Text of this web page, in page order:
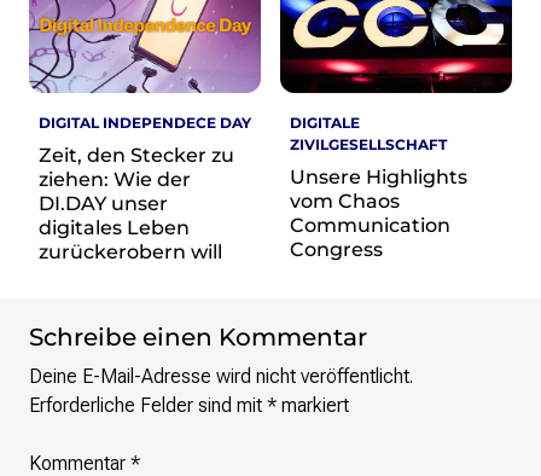
Verschlusssache Prüfung
Wissen. Macht. Gerechtigkeit.
MediaWiki
Wikibase
Wikibooks
Wikisource
Wiktionary
Über uns
Verein
Strategische Ausrichtung 2030
DIGITAL INDEPENDECE DAY
Zeit, den Stecker zu
ziehen: Wie der
DI.DAY unser
digitales Leben
zurückerobern will
DIGITALE
ZIVILGESELLSCHAFT
Unsere Highlights
vom Chaos
Communication
Congress
Schreibe einen Kommentar
Deine E-Mail-Adresse wird nicht veröffentlicht.
Erforderliche Felder sind mit * markiert
Kommentar *